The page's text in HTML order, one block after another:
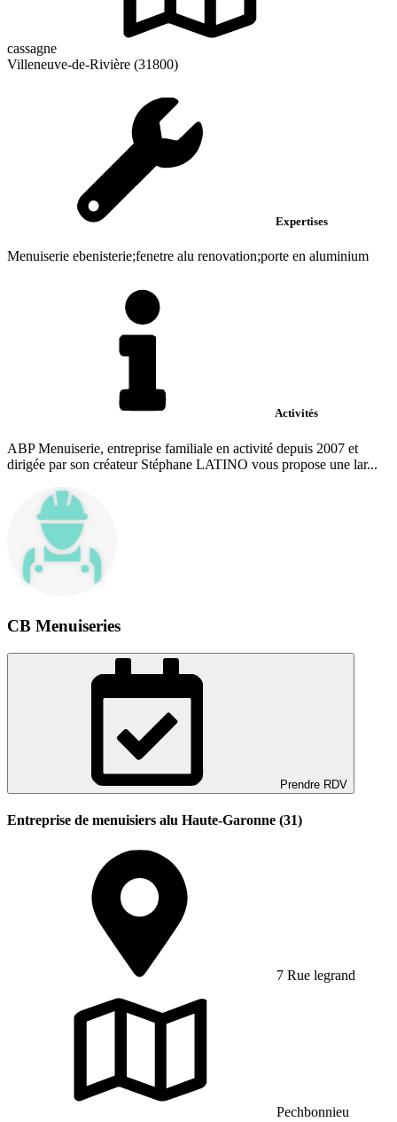
cassagne
Villeneuve-de-Rivière (31800)
Expertises
Menuiserie ebenisterie;fenetre alu renovation;porte en aluminium
Activités
ABP Menuiserie, entreprise familiale en activité depuis 2007 et
dirigée par son créateur Stéphane LATINO vous propose une lar...
CB Menuiseries
Prendre RDV
Entreprise de menuisiers alu Haute-Garonne (31)
7 Rue legrand
Pechbonnieu